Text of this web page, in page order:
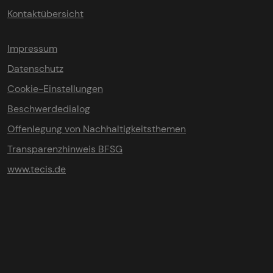
Kontaktübersicht
Impressum
Datenschutz
Cookie-Einstellungen
Beschwerdedialog
Offenlegung von Nachhaltigkeitsthemen
Transparenzhinweis BFSG
www.tecis.de